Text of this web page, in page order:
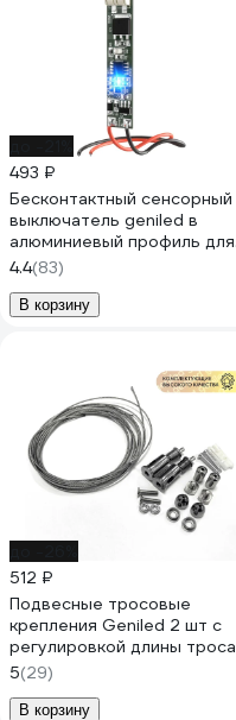
493 ₽
Бесконтактный сенсорный
выключатель geniled в
алюминиевый профиль для
светодиодной ленты на
взмах руки 17005
4.4(83)
В корзину
512 ₽
Подвесные тросовые
крепления Geniled 2 шт с
регулировкой длины троса
8882 08882
5(29)
В корзину